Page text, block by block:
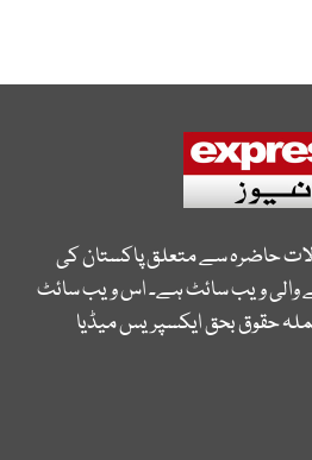
حاضرہ سے متعلق پاکستان کی
والی ویب سائٹ ہے۔ اس ویب سائٹ
حقوق بحق ایکسپریس میڈیا